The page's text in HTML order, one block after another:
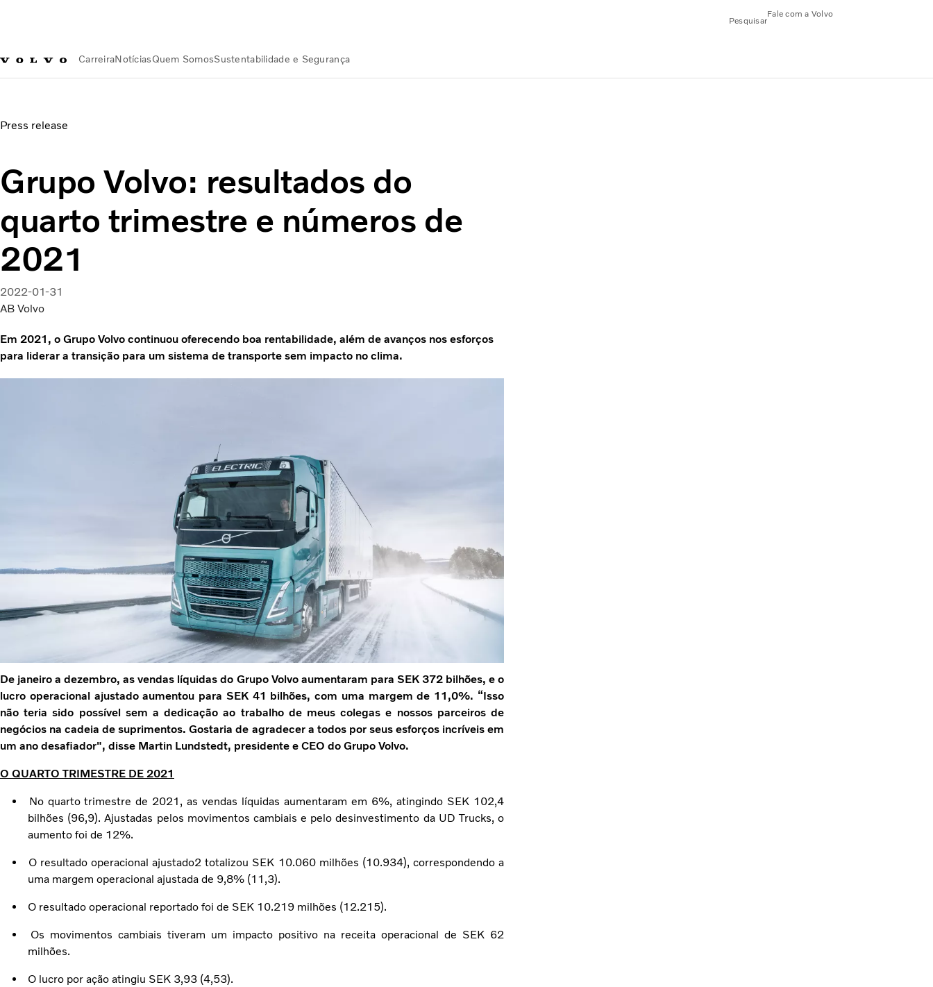
Pesquisar
Fale com a Volvo
CarreiraNotíciasQuem SomosSustentabilidade e Segurança
Press release
Grupo Volvo: resultados do
quarto trimestre e números de
2021
2022-01-31
AB Volvo
Em 2021, o Grupo Volvo continuou oferecendo boa rentabilidade, além de avanços nos esforços
para liderar a transição para um sistema de transporte sem impacto no clima.
De janeiro a dezembro, as vendas líquidas do Grupo Volvo aumentaram para SEK 372 bilhões, e o
lucro operacional ajustado aumentou para SEK 41 bilhões, com uma margem de 11,0%. “Isso
não teria sido possível sem a dedicação ao trabalho de meus colegas e nossos parceiros de
negócios na cadeia de suprimentos. Gostaria de agradecer a todos por seus esforços incríveis em
um ano desafiador", disse Martin Lundstedt, presidente e CEO do Grupo Volvo.
O QUARTO TRIMESTRE DE 2021
No quarto trimestre de 2021, as vendas líquidas aumentaram em 6%, atingindo SEK 102,4
bilhões (96,9). Ajustadas pelos movimentos cambiais e pelo desinvestimento da UD Trucks, o
aumento foi de 12%.
O resultado operacional ajustado2 totalizou SEK 10.060 milhões (10.934), correspondendo a
uma margem operacional ajustada de 9,8% (11,3).
O resultado operacional reportado foi de SEK 10.219 milhões (12.215).
Os movimentos cambiais tiveram um impacto positivo na receita operacional de SEK 62
milhões.
O lucro por ação atingiu SEK 3,93 (4,53).